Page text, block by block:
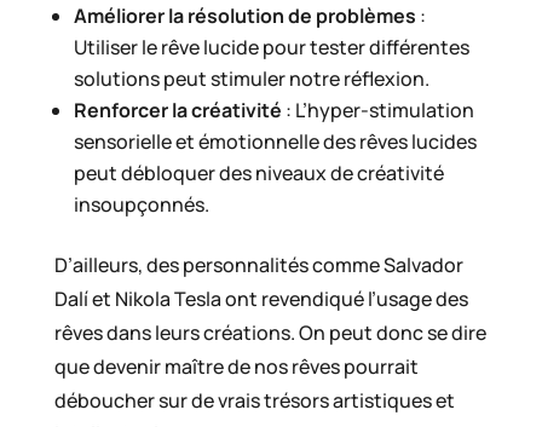
Améliorer la résolution de problèmes :
Utiliser le rêve lucide pour tester différentes
solutions peut stimuler notre réflexion.
Renforcer la créativité : L’hyper-stimulation
sensorielle et émotionnelle des rêves lucides
peut débloquer des niveaux de créativité
insoupçonnés.
D’ailleurs, des personnalités comme Salvador
Dalí et Nikola Tesla ont revendiqué l’usage des
rêves dans leurs créations. On peut donc se dire
que devenir maître de nos rêves pourrait
déboucher sur de vrais trésors artistiques et